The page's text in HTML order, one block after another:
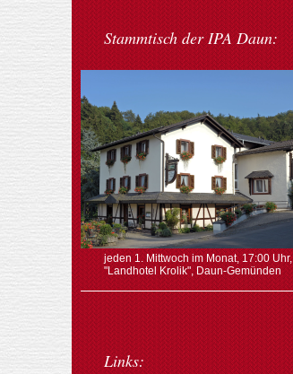
Stammtisch der IPA Daun:
jeden 1. Mittwoch im Monat, 17:00 Uhr,
"Landhotel Krolik", Daun-Gemünden
Links: